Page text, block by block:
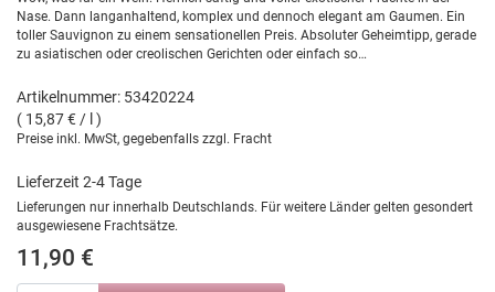
Nase. Dann langanhaltend, komplex und dennoch elegant am Gaumen. Ein
toller Sauvignon zu einem sensationellen Preis. Absoluter Geheimtipp, gerade
zu asiatischen oder creolischen Gerichten oder einfach so…
Artikelnummer: 53420224
( 15,87 € / l )
Preise inkl. MwSt, gegebenfalls zzgl. Fracht
Lieferzeit 2-4 Tage
Lieferungen nur innerhalb Deutschlands. Für weitere Länder gelten gesondert
ausgewiesene Frachtsätze.
11,90 €